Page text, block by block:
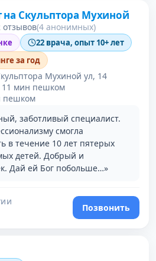
Скульптора Мухиной
отзывов(4 анонимных)
22 врача, опыт 10+ лет
за год
Мухиной ул, 14
11 мин пешком
пешком
заботливый специалист.
смогла
в течение 10 лет пятерых
детей. Добрый и
Дай ей Бог побольше…»
Позвонить